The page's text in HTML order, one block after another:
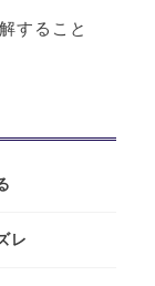
すること
レ